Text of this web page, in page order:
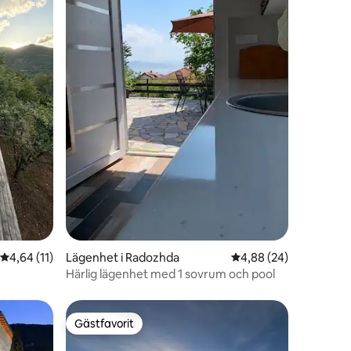
4,64 av 5 i genomsnittligt betyg, 11 omdömen
4,64 (11)
Lägenhet i Radozhda 4,88 av 5 i
4,88 (24)
Härlig lägenhet med 1 sovrum och pool
Gästfavorit
Gästfavorit